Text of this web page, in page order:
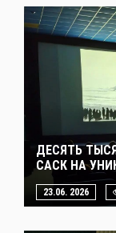
ДЕСЯТЬ
САСК НА
23.06. 2026